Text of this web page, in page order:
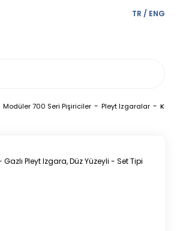
TR / ENG
Modüler 700 Seri Pişiriciler Pleyt Izgaralar